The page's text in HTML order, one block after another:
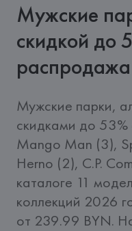
Мужские
скидкой до
Мужские парки,
скидками до
Mango Man (3),
Herno (2), C.P.
каталоге 11
коллекций 2026
от 239.99 BYN.